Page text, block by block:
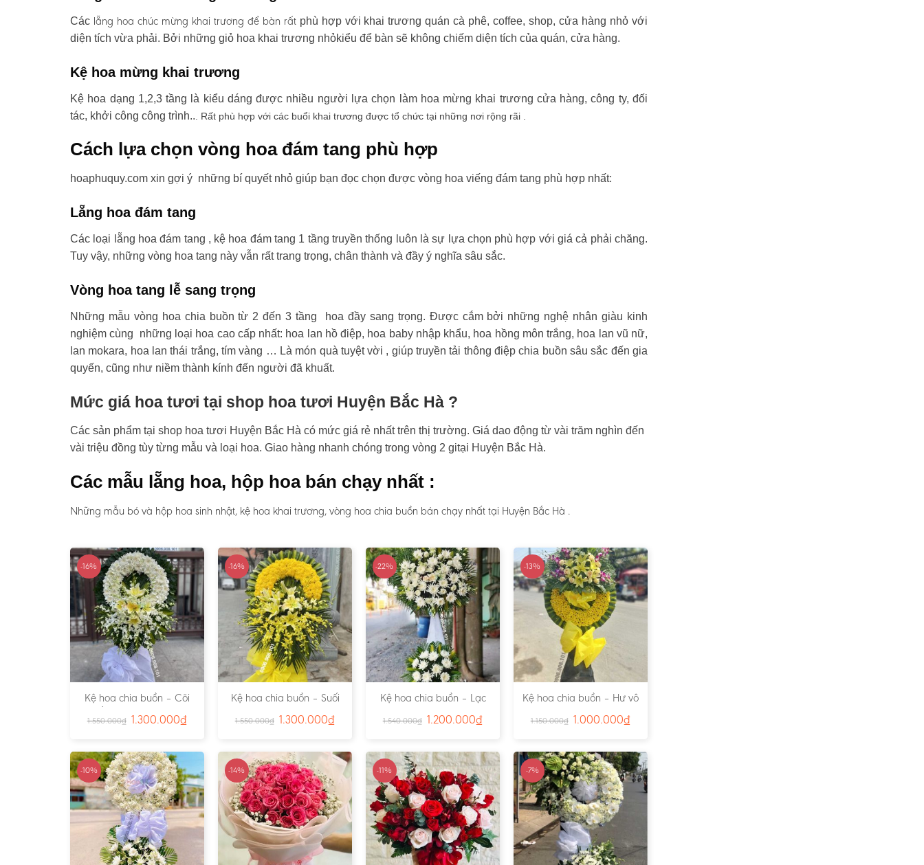
Các lẵng hoa chúc mừng khai trương để bàn rấtphù hợp với khai trương quán cà phê, coffee, shop, cửa hàng nhỏ với
diện tích vừa phải. Bởi những giỏ hoa khai trương nhỏkiểu để bàn sẽ không chiếm diện tích của quán, cửa hàng.
Kệ hoa mừng khai trương
Kệ hoa dạng 1,2,3 tầng là kiểu dáng được nhiều người lựa chọn làm hoa mừng khai trương cửa hàng, công ty, đối
tác, khởi công công trình.. . Rất phù hợp với các buổi khai trương được tổ chức tại những nơi rộng rãi .
Cách lựa chọn vòng hoa đám tang phù hợp
hoaphuquy.com xin gợi ý những bí quyết nhỏ giúp bạn đọc chọn được vòng hoa viếng đám tang phù hợp nhất:
Lẵng hoa đám tang
Các loại lẵng hoa đám tang , kệ hoa đám tang 1 tầng truyền thống luôn là sự lựa chọn phù hợp với giá cả phải chăng.
Tuy vậy, những vòng hoa tang này vẫn rất trang trọng, chân thành và đầy ý nghĩa sâu sắc.
Vòng hoa tang lễ sang trọng
Những mẫu vòng hoa chia buồn từ 2 đến 3 tầng hoa đầy sang trọng. Được cắm bởi những nghệ nhân giàu kinh
nghiệm cùng những loại hoa cao cấp nhất: hoa lan hồ điệp, hoa baby nhập khẩu, hoa hồng môn trắng, hoa lan vũ nữ,
lan mokara, hoa lan thái trắng, tím vàng … Là món quà tuyệt vời , giúp truyền tải thông điệp chia buồn sâu sắc đến gia
quyến, cũng như niềm thành kính đến người đã khuất.
Mức giá hoa tươi tại shop hoa tươi Huyện Bắc Hà ?
Các sản phẩm tại shop hoa tươi Huyện Bắc Hà có mức giá rẻ nhất trên thị trường. Giá dao động từ vài trăm nghìn đến
vài triệu đồng tùy từng mẫu và loại hoa. Giao hàng nhanh chóng trong vòng 2 gitại Huyện Bắc Hà.
Các mẫu lẵng hoa, hộp hoa bán chạy nhất :
Những mẫu bó và hộp hoa sinh nhật, kệ hoa khai trương, vòng hoa chia buồn bán chạy nhất tại Huyện Bắc Hà .
-16%
Kệ hoa chia buồn – Cõi
Trần Gian – Ms:4724
1.550.000₫ 1.300.000₫
-16%
Kệ hoa chia buồn – Suối
1.550.000₫ 1.300.000₫
-22%
Kệ hoa chia buồn – Lạc
1.540.000₫ 1.200.000₫
-13%
Kệ hoa chia buồn – Hư vô
1.150.000₫ 1.000.000₫
-10% -14% -11% -7%